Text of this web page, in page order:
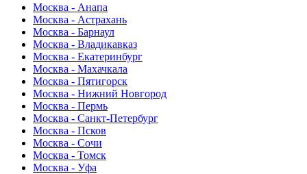
Москва - Анапа
Москва - Астрахань
Москва - Барнаул
Москва - Владикавказ
Москва - Екатеринбург
Москва - Махачкала
Москва - Пятигорск
Москва - Нижний Новгород
Москва - Пермь
Москва - Санкт-Петербург
Москва - Псков
Москва - Сочи
Москва - Томск
Москва - Уфа